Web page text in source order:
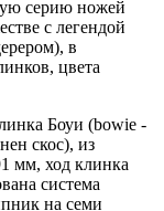
серию ножей
с легендой
в
цвета
Боуи (bowie -
скос), из
мм, ход клинка
система
на семи